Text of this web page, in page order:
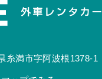
糸満市字阿波根1378-1